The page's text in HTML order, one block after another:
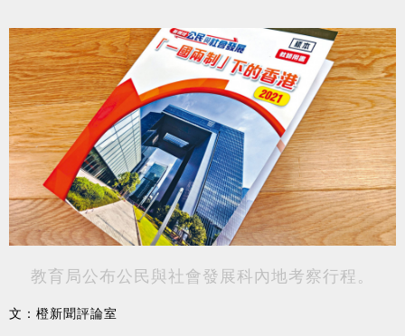
教育局公布公民與社會發展科內地考察行程。
文：橙新聞評論室